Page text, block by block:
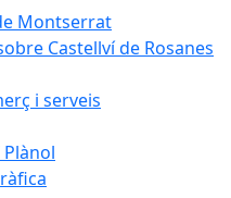
Montserrat
Castellví de Rosanes
i serveis